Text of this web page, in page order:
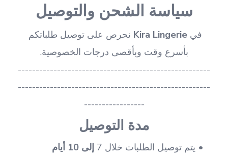
سياسة الشحن والتوصيل
في Kira Lingerie
بأسرع وقت وبأقصى درجات الخصوصية.
------------------------------------------------------
------------------------------------------------------
-----------------
مدة التوصيل
يتم توصيل الطلبات خلال 7